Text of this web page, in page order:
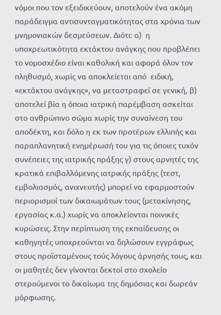
νόμοι που τον εξειδικεύουν, αποτελούν ένα ακόμη
παράδειγμα αντισυνταγματικότητας στα χρόνια των
μνημονιακών δεσμεύσεων. Διότι: α) η
υποχρεωτικότητα εκτάκτου ανάγκης που προβλέπει
το νομοσχέδιο είναι καθολική και αφορά όλον τον
πληθυσμό, χωρίς να αποκλείεται από ειδική,
«εκτάκτου ανάγκης», να μεταστραφεί σε γενική, β)
αποτελεί βία η όποια ιατρική παρέμβαση ασκείται
στο ανθρώπινο σώμα χωρίς την συναίνεση του
αποδέκτη, και δόλο η εκ των προτέρων ελλιπής και
παραπλανητική ενημέρωσή του για τις όποιες τυχόν
συνέπειες της ιατρικής πράξης γ) στους αρνητές της
κρατικά επιβαλλόμενης ιατρικής πράξης (τεστ,
εμβολιασμός, ανιχνευτής) μπορεί να εφαρμοστούν
περιορισμοί των δικαιωμάτων τους (μετακίνησης,
εργασίας κ.α.) χωρίς να αποκλείονται ποινικές
κυρώσεις. Στην περίπτωση της εκπαίδευσης οι
καθηγητές υποχρεούνται να δηλώσουν εγγράφως
στους προϊσταμένους τούς λόγους άρνησής τους, και
οι μαθητές δεν γίνονται δεκτοί στο σχολείο
στερούμενοι το δικαίωμα της δημόσιας και δωρεάν
μόρφωσης.